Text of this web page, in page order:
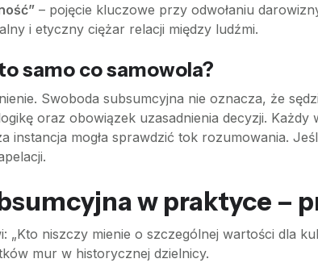
– pojęcie kluczowe przy odwołaniu
i etyczny ciężar relacji między ludźmi.
samo co samowola?
Swoboda subsumcyjna nie oznacza, że
oraz obowiązek uzasadnienia decyzji.
instancja mogła sprawdzić tok rozumowania.
w praktyce –
„Kto niszczy mienie o szczególnej wartości dla
mur w historycznej dzielnicy.